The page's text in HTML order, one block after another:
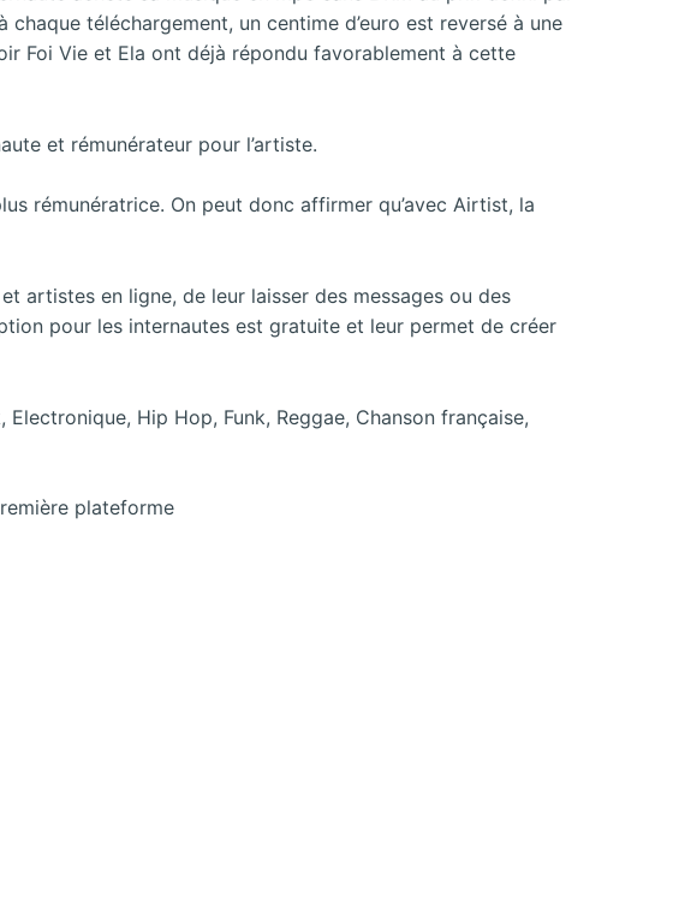
chaque téléchargement, un centime d’euro est reversé à une
Foi Vie et Ela ont déjà répondu favorablement à cette
et rémunérateur pour l’artiste.
rémunératrice. On peut donc affirmer qu’avec Airtist, la
artistes en ligne, de leur laisser des messages ou des
pour les internautes est gratuite et leur permet de créer
Hip Hop, Funk, Reggae, Chanson française,
plateforme